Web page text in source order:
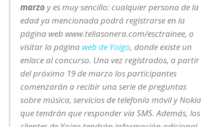
marzo y es muy sencillo: cualquier persona de la
edad ya mencionada podrá registrarse en la
página web www.teliasonera.com/esctrainee, o
visitar la página web de Yoigo, donde existe un
enlace al concurso. Una vez registrados, a partir
del próximo 19 de marzo los participantes
comenzarán a recibir una serie de preguntas
sobre música, servicios de telefonía móvil y Nokia
que tendrán que responder vía SMS. Además, los